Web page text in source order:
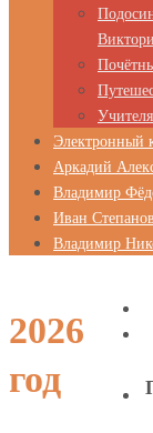
Электронный
Аркадий
Владимир
Иван
Владимир
2026
год